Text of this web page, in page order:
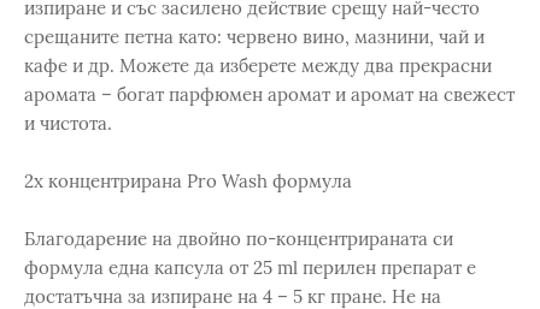
изпиране и със засилено действие срещу най-често
срещаните петна като: червено вино, мазнини, чай и
кафе и др. Можете да изберете между два прекрасни
аромата – богат парфюмен аромат и аромат на свежест
и чистота.
2x концентрирана Pro Wash формула
Благодарение на двойно по-концентрираната си
формула една капсула от 25 ml перилен препарат е
достатъчна за изпиране на 4 – 5 кг пране. Не на